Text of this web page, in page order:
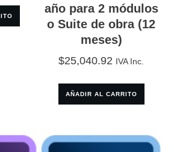
año para 2 módulos
o Suite de obra (12
meses)
$25,040.92 IVA Inc.
AÑADIR AL CARRITO